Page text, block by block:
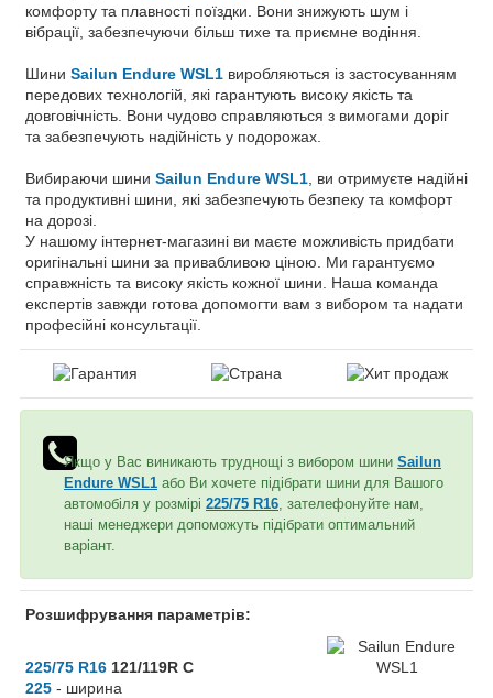
комфорту та плавності поїздки. Вони знижують шум і
вібрації, забезпечуючи більш тихе та приємне водіння.
Шини Sailun Endure WSL1 виробляються із застосуванням
передових технологій, які гарантують високу якість та
довговічність. Вони чудово справляються з вимогами доріг
та забезпечують надійність у подорожах.
Вибираючи шини Sailun Endure WSL1 , ви отримуєте надійні
та продуктивні шини, які забезпечують безпеку та комфорт
на дорозі.
У нашому інтернет-магазині ви маєте можливість придбати
оригінальні шини за привабливою ціною. Ми гарантуємо
справжність та високу якість кожної шини. Наша команда
експертів завжди готова допомогти вам з вибором та надати
професійні консультації.
Якщо у Вас виникають труднощі з вибором шини Sailun
Endure WSL1 або Ви хочете підібрати шини для Вашого
автомобіля у розмірі 225/75 R16 , зателефонуйте нам,
наші менеджери допоможуть підібрати оптимальний
варіант.
Розшифрування параметрів:
225/75 R16 121/119R C
225 - ширина